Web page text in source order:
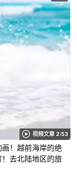
视频文章 2:53
！越前海岸的绝
去北陆地区的旅